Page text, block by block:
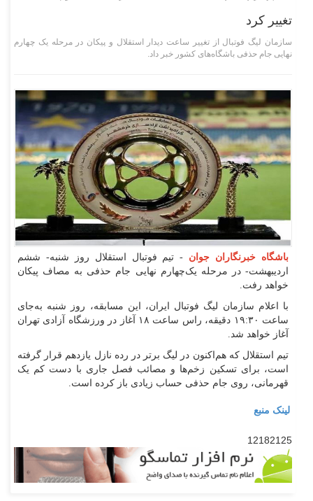
تغییر کرد
سازمان لیگ فوتبال از تغییر ساعت دیدار استقلال و پیکان در مرحله یک چهارم
نهایی جام حذفی باشگاه‌های کشور خبر داد.
باشگاه خبرنگاران جوان - تیم فوتبال استقلال روز شنبه- ششم
اردیبهشت- در مرحله یک‌چهارم نهایی جام حذفی به مصاف پیکان
خواهد رفت.
با اعلام سازمان لیگ فوتبال ایران، این مسابقه، روز شنبه به‌جای
ساعت ۱۹:۳۰ دقیقه، راس ساعت ۱۸ آغاز در ورزشگاه آزادی تهران
آغاز خواهد شد.
تیم استقلال که هم‌اکنون در لیگ برتر در رده نازل یازدهم قرار گرفته
است، برای تسکین زخم‌ها و مصائب فصل جاری با دست کم یک
قهرمانی، روی جام حذفی حساب زیادی باز کرده است.
لینک منبع
12182125